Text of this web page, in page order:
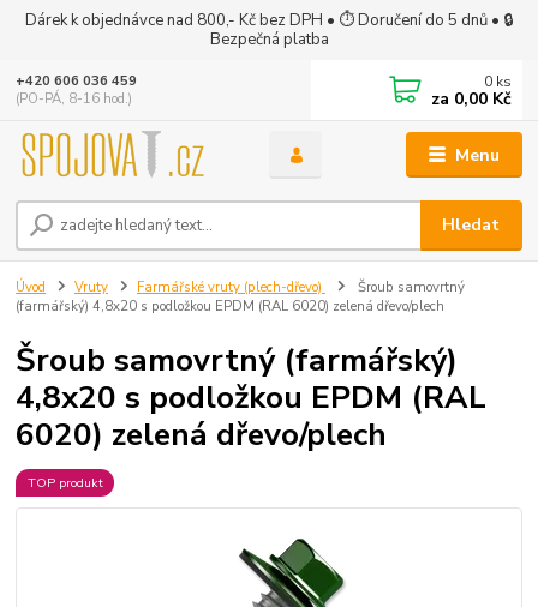
Dárek k objednávce nad 800,- Kč bez DPH • ⏱ Doručení do 5 dnů • 🔒
Bezpečná platba
Menu
Hledat
+420 606 036 459
(PO-PÁ, 8-16 hod.)
0 ks
za 0,00 Kč
Úvod Vruty Farmářské vruty (plech-dřevo)
Šroub samovrtný
(farmářský) 4,8x20 s podložkou EPDM (RAL 6020) zelená dřevo/plech
Šroub samovrtný (farmářský)
4,8x20 s podložkou EPDM (RAL
6020) zelená dřevo/plech
TOP produkt